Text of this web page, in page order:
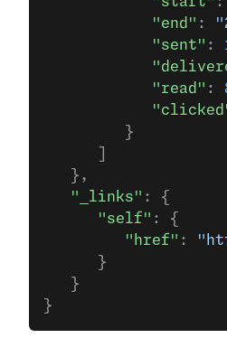
            "end"
:
            "sent"
:
            "read"
:
         }
   },
   "_links"
: {
      "self"
: {
         "href"
:
      }
   }
}